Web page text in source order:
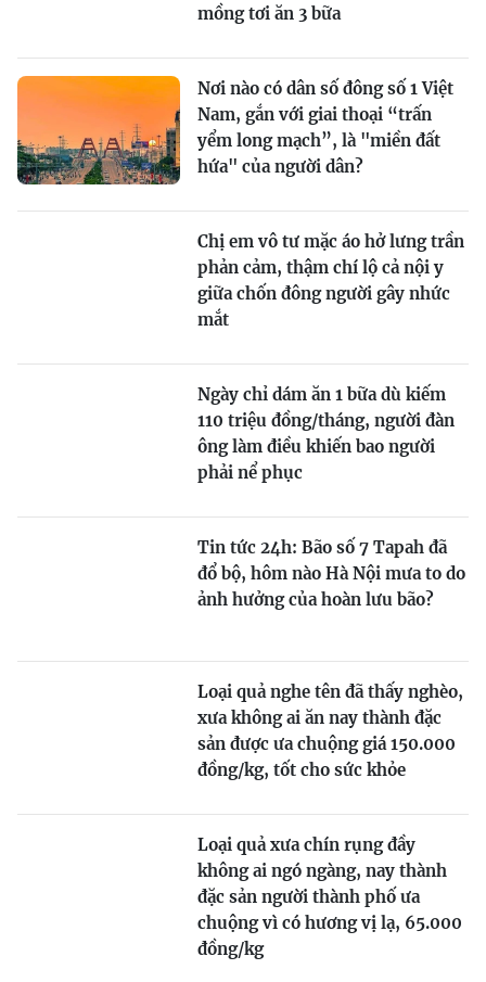
mồng tơi ăn 3 bữa
Nơi nào có dân số đông số 1 Việt
Nam, gắn với giai thoại “trấn
yểm long mạch”, là "miền đất
hứa" của người dân?
Chị em vô tư mặc áo hở lưng trần
phản cảm, thậm chí lộ cả nội y
giữa chốn đông người gây nhức
mắt
Ngày chỉ dám ăn 1 bữa dù kiếm
110 triệu đồng/tháng, người đàn
ông làm điều khiến bao người
phải nể phục
Tin tức 24h: Bão số 7 Tapah đã
đổ bộ, hôm nào Hà Nội mưa to do
ảnh hưởng của hoàn lưu bão?
Loại quả nghe tên đã thấy nghèo,
xưa không ai ăn nay thành đặc
sản được ưa chuộng giá 150.000
đồng/kg, tốt cho sức khỏe
Loại quả xưa chín rụng đầy
không ai ngó ngàng, nay thành
đặc sản người thành phố ưa
chuộng vì có hương vị lạ, 65.000
đồng/kg